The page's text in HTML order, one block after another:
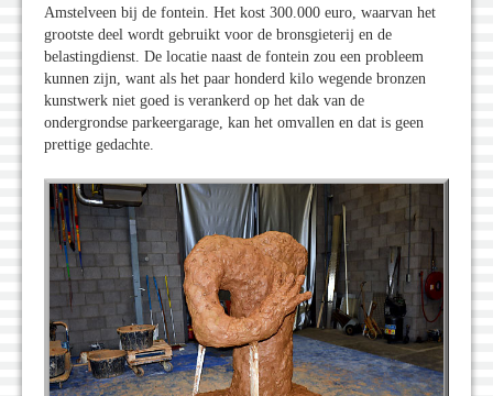
Amstelveen bij de fontein. Het kost 300.000 euro, waarvan het
grootste deel wordt gebruikt voor de bronsgieterij en de
belastingdienst. De locatie naast de fontein zou een probleem
kunnen zijn, want als het paar honderd kilo wegende bronzen
kunstwerk niet goed is verankerd op het dak van de
ondergrondse parkeergarage, kan het omvallen en dat is geen
prettige gedachte.